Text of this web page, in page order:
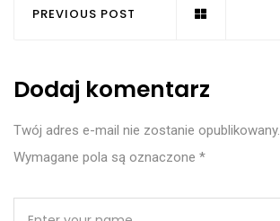
PREVIOUS POST
Dodaj komentarz
Twój adres e-mail nie zostanie opublikowany.
Wymagane pola są oznaczone *